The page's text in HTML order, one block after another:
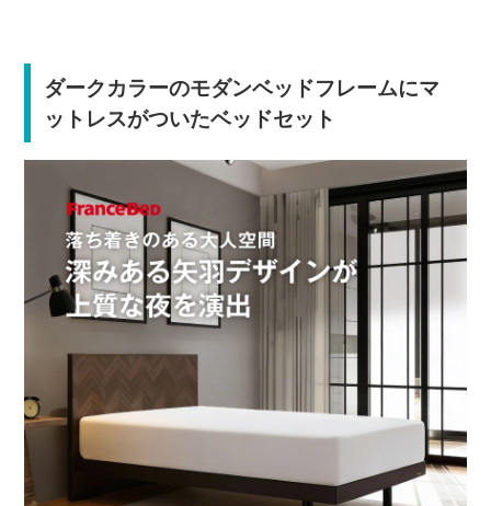
ダークカラーのモダンベッドフレームにマ
ットレスがついたベッドセット